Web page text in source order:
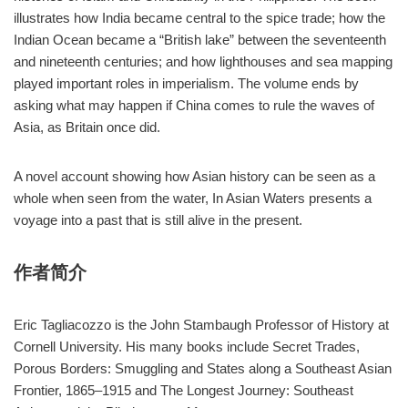
illustrates how India became central to the spice trade; how the
Indian Ocean became a “British lake” between the seventeenth
and nineteenth centuries; and how lighthouses and sea mapping
played important roles in imperialism. The volume ends by
asking what may happen if China comes to rule the waves of
Asia, as Britain once did.
A novel account showing how Asian history can be seen as a
whole when seen from the water, In Asian Waters presents a
voyage into a past that is still alive in the present.
作者简介
Eric Tagliacozzo is the John Stambaugh Professor of History at
Cornell University. His many books include Secret Trades,
Porous Borders: Smuggling and States along a Southeast Asian
Frontier, 1865–1915 and The Longest Journey: Southeast